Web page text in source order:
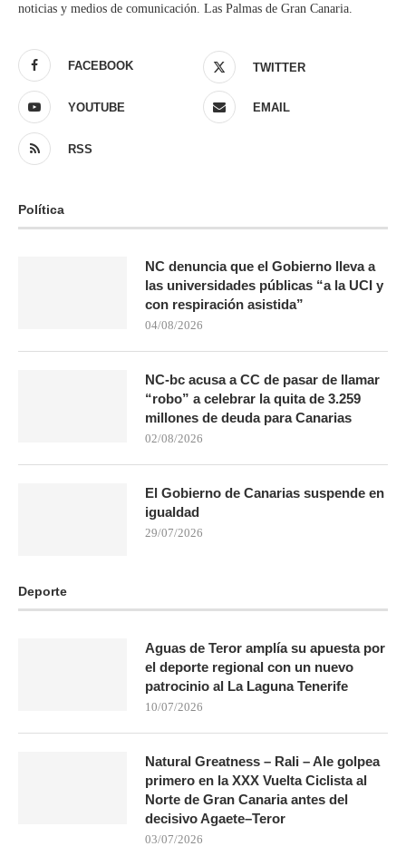
noticias y medios de comunicación. Las Palmas de Gran Canaria.
FACEBOOK TWITTER
YOUTUBE EMAIL
RSS
Política
NC denuncia que el Gobierno lleva a
las universidades públicas “a la UCI y
con respiración asistida”
04/08/2026
NC-bc acusa a CC de pasar de llamar
“robo” a celebrar la quita de 3.259
millones de deuda para Canarias
02/08/2026
El Gobierno de Canarias suspende en
igualdad
29/07/2026
Deporte
Aguas de Teror amplía su apuesta por
el deporte regional con un nuevo
patrocinio al La Laguna Tenerife
10/07/2026
Natural Greatness – Rali – Ale golpea
primero en la XXX Vuelta Ciclista al
Norte de Gran Canaria antes del
decisivo Agaete–Teror
03/07/2026